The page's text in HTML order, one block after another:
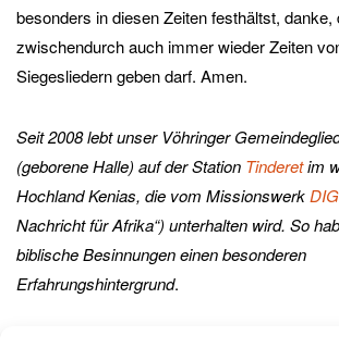
besonders in diesen Zeiten festhältst, danke,
zwischendurch auch immer wieder Zeiten
Siegesliedern geben darf. Amen.
Seit 2008 lebt unser Vöhringer
(geborene Halle) auf der Station Tinderetim
Hochland Kenias, die vom Missionswerk
Nachricht für Afrika“) unterhalten wird. So
biblische Besinnungen einen besonderen
Erfahrungshintergrund.